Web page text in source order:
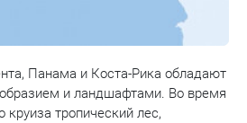
Панама и Коста-Рика обладают
и ландшафтами. Во время
круиза тропический лес,